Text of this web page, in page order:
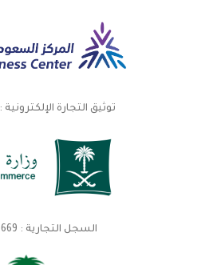
توثيق التجارة الإلكترونية : 0000010786
السجل التجارية : 4030244669